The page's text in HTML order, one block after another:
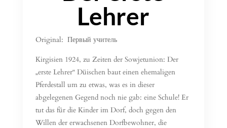
Lehrer
Original: Первый учитель
Kirgisien 1924, zu Zeiten der Sowjetunion: Der
„erste Lehrer“ Düischen baut einen ehemaligen
Pferdestall um zu etwas, was es in dieser
abgelegenen Gegend noch nie gab: eine Schule! Er
tut das für die Kinder im Dorf, doch gegen den
Willen der erwachsenen Dorfbewohner, die